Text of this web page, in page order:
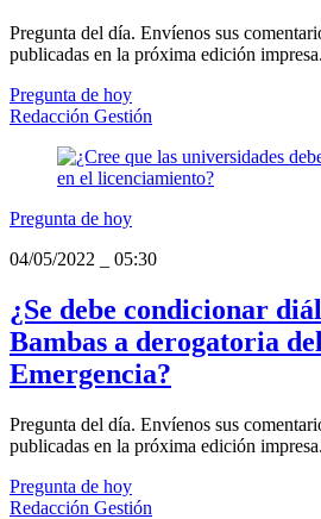
Pregunta del día. Envíenos sus
publicadas en la próxima edición impresa.
Pregunta de hoy
Redacción Gestión
Pregunta de hoy
04/05/2022
05:30
¿Se debe condicionar
Bambas a derogatoria
Emergencia?
Pregunta del día. Envíenos sus
publicadas en la próxima edición impresa.
Pregunta de hoy
Redacción Gestión